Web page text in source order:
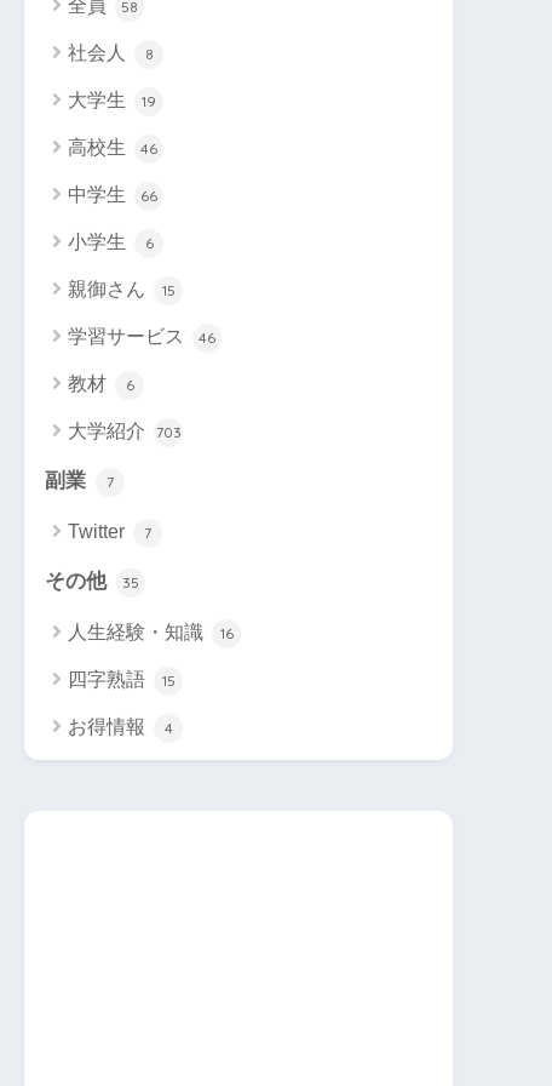
全員 58
社会人 8
大学生 19
高校生 46
中学生 66
小学生 6
親御さん 15
学習サービス 46
教材 6
大学紹介 703
副業 7
Twitter 7
その他 35
人生経験・知識 16
四字熟語 15
お得情報 4